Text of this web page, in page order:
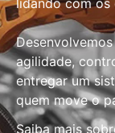
lidando com os
agilidade,
entregar um
quem move o
Saiba mais